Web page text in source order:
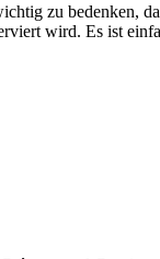
zu bedenken,
wird. Es ist